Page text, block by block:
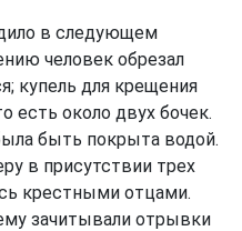
в следующем
человек обрезал
купель для крещения
есть около двух бочек.
быть покрыта водой.
в присутствии трех
крестными отцами.
зачитывали отрывки